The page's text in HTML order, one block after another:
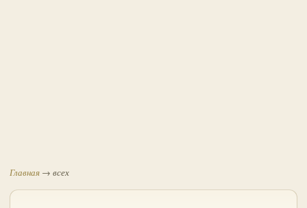
Главная → всех